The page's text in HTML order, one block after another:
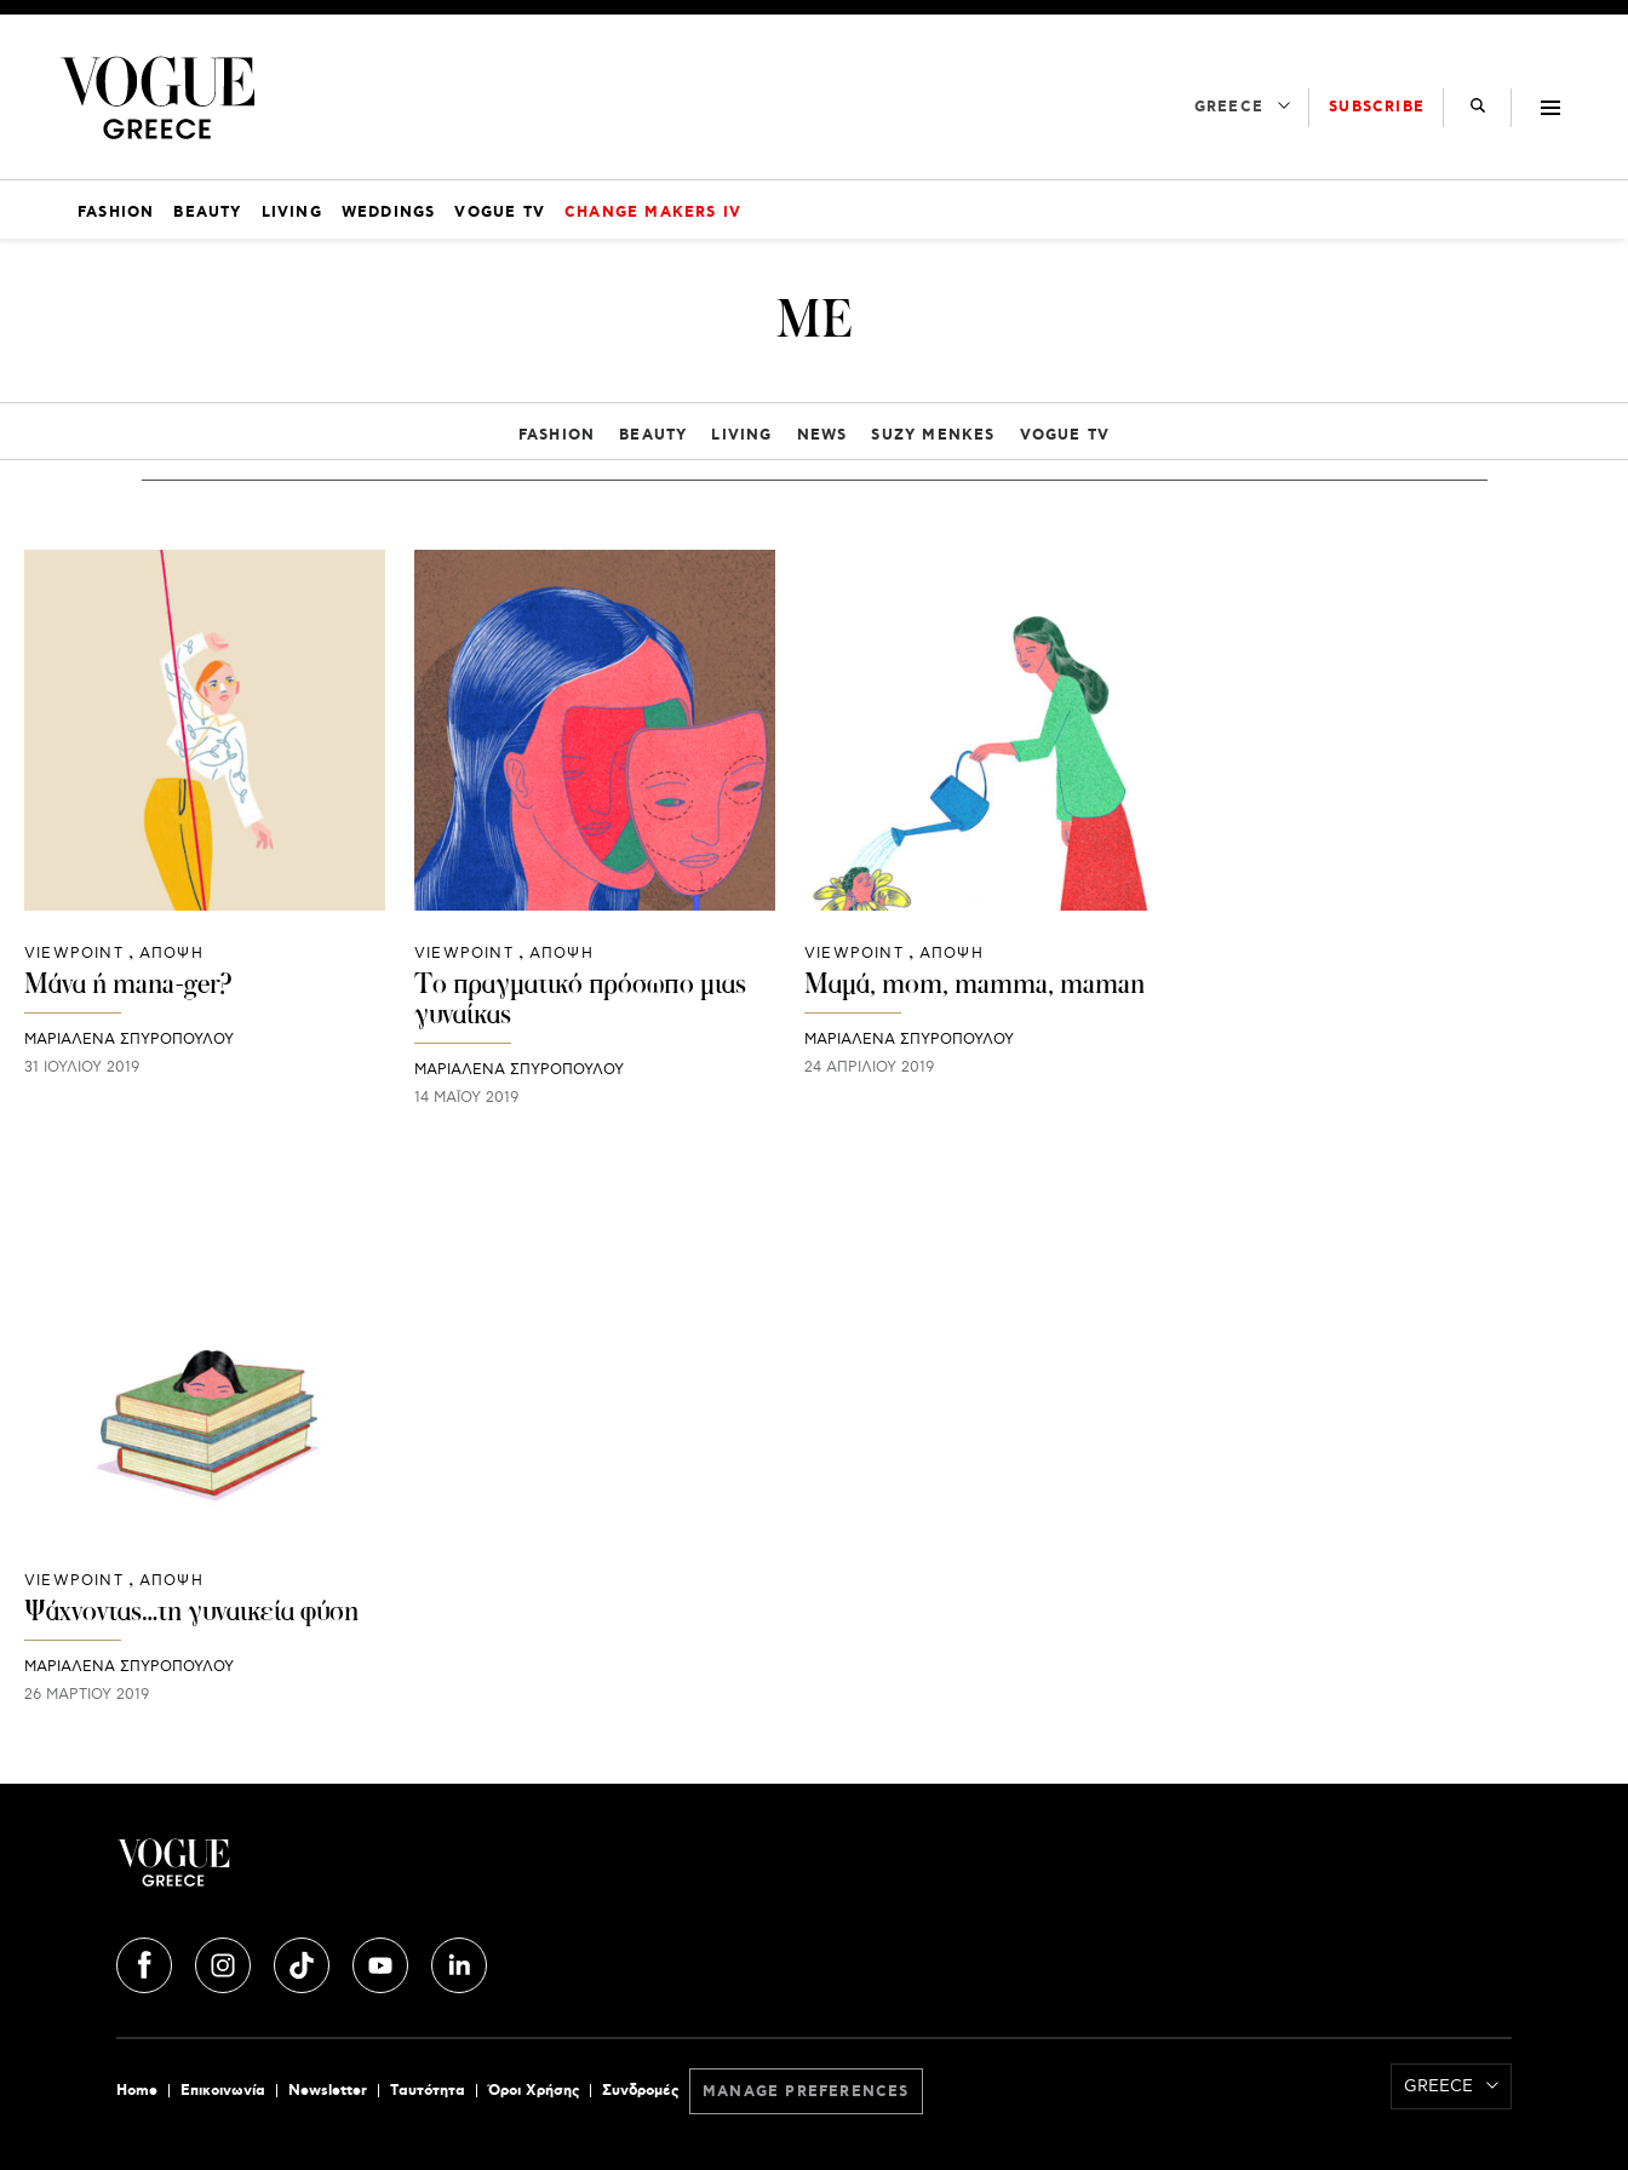
GREECE SUBSCRIBE
FASHION BEAUTY LIVING WEDDINGS VOGUE TV CHANGE MAKERS IV
ME
FASHION BEAUTY LIVING NEWS SUZY MENKES VOGUE TV
VIEWPOINT ΑΠΟΨΗ
Μάνα ή mana-ger?
ΜΑΡΙΑΛΕΝΑ ΣΠΥΡΟΠΟΥΛΟΥ
31 ΙΟΥΛΊΟΥ 2019
VIEWPOINT ΑΠΟΨΗ
Το πραγματικό πρόσωπο μιας
γυναίκας
ΜΑΡΙΑΛΕΝΑ ΣΠΥΡΟΠΟΥΛΟΥ
14 ΜΑΪ́ΟΥ 2019
VIEWPOINT ΑΠΟΨΗ
Μαμά, mom, mamma, maman
ΜΑΡΙΑΛΕΝΑ ΣΠΥΡΟΠΟΥΛΟΥ
24 ΑΠΡΙΛΊΟΥ 2019
VIEWPOINT ΑΠΟΨΗ
Ψάχνοντας…τη γυναικεία φύση
ΜΑΡΙΑΛΕΝΑ ΣΠΥΡΟΠΟΥΛΟΥ
26 ΜΑΡΤΊΟΥ 2019
Home Επικοινωνία Newsletter Tαυτότητα Όροι Χρήσης Συνδρομές MANAGE PREFERENCES GREECE